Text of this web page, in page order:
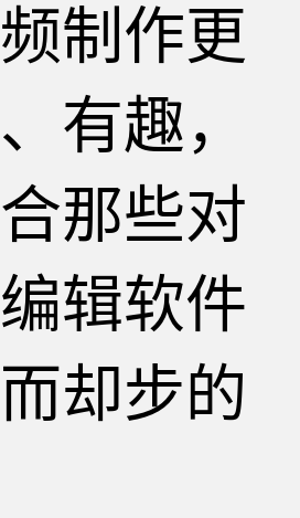
制作更
有趣，
那些对
辑软件
却步的